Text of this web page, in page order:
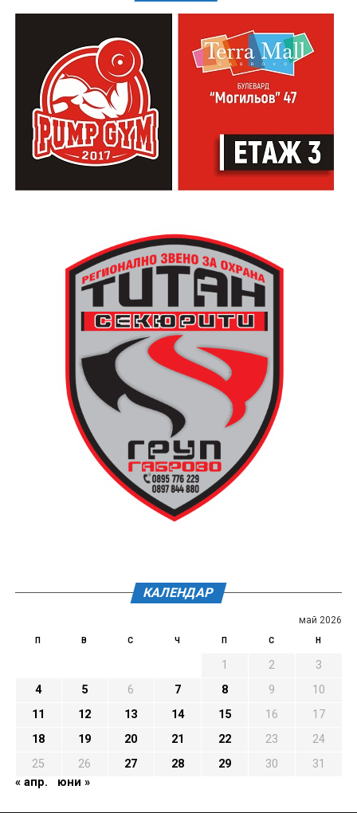
КАЛЕНДАР
май 2026
П В С Ч П С Н
1 2
3
4
5 6 7 8 9
10
11
12 13 14 15 16
17
18
19 20 21 22 23
24
25
26 27 28 29 30
31
« апр.
юни »